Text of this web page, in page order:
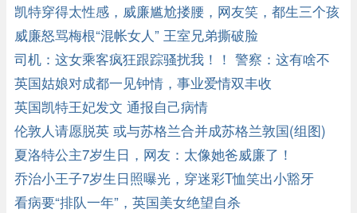
凯特穿得太性感，威廉尴尬搂腰，网友笑，都生三个孩
子了还放不开 ...
威廉怒骂梅根“混帐女人” 王室兄弟撕破脸
司机：这女乘客疯狂跟踪骚扰我！！ 警察：这有啥不
好的么？ ...
英国姑娘对成都一见钟情，事业爱情双丰收
英国凯特王妃发文 通报自己病情
伦敦人请愿脱英 或与苏格兰合并成苏格兰敦国(组图)
夏洛特公主7岁生日，网友：太像她爸威廉了！
乔治小王子7岁生日照曝光，穿迷彩T恤笑出小豁牙
看病要“排队一年”，英国美女绝望自杀